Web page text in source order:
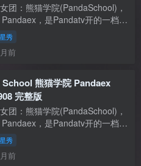
团：熊猫学院(PandaSchool)，
，是Pandatv开的一档
，主持人为男性。BJ们值颜也
时也会发个骚。本站推荐过 樱
신 cherrybest 也是其中一员
秀
前
School 熊猫学院 Pandaex
完整版
团：熊猫学院(PandaSchool)，
，是Pandatv开的一档
，主持人为男性。BJ们值颜也
时也会发个骚。本站推荐过 樱
신 cherrybest 也是其中一员
秀
前